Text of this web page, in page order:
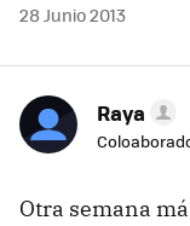
28 Junio 2013
Raya
Otra semana